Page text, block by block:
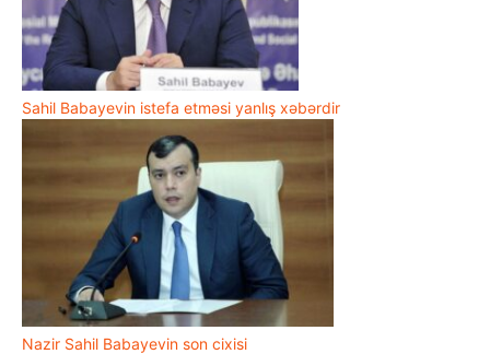
Sahil Babayevin istefa etməsi yanlış xəbərdir
Nazir Sahil Babayevin son cixisi